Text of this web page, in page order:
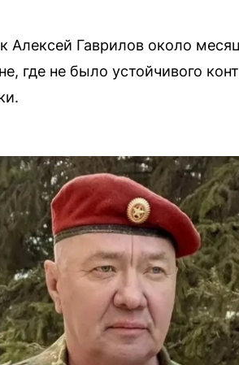
Алексей Гаврилов около
где не было устойчивого